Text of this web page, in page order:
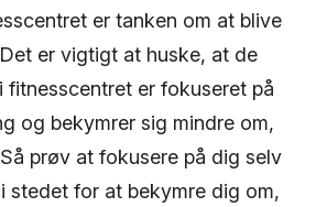
er tanken om at blive
er vigtigt at huske, at de
fitnesscentret er fokuseret på
og bekymrer sig mindre om,
prøv at fokusere på dig selv
stedet for at bekymre dig om,